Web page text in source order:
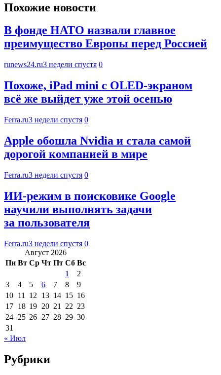
Похожие новости
В фонде НАТО назвали главное
преимущество Европы перед Россией
runews24.ru3 недели спустя 0
Похоже, iPad mini с OLED-экраном
всё же выйдет уже этой осенью
Ferra.ru3 недели спустя 0
Apple обошла Nvidia и стала самой
дорогой компанией в мире
Ferra.ru3 недели спустя 0
ИИ-режим в поисковике Google
научили выполнять задачи
за пользователя
Ferra.ru3 недели спустя 0
Август 2026
Пн Вт Ср Чт Пт Сб Вс
1
2
3
4 5 6 7 8
9
10 11 12 13 14 15 16
17 18 19 20 21 22 23
24 25 26 27 28 29 30
31
« Июл
Рубрики